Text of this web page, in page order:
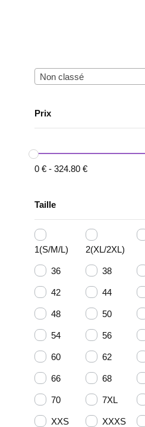
Non classé
Prix
0 € - 324.80 €
Taille
1(S/M/L) 2(XL/2XL)
36 38
42 44
48 50
54 56
60 62
66 68
70 7XL
XXS XXXS